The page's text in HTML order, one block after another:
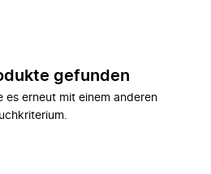
gefunden
es erneut mit einem anderen